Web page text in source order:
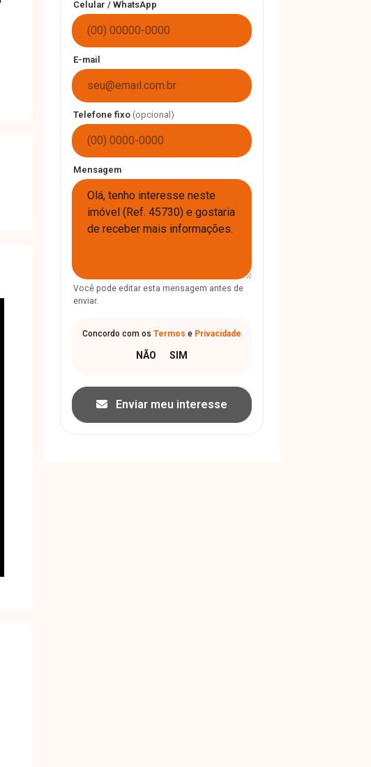
Celular / WhatsApp
E-mail
Telefone fixo (opcional)
Mensagem
Você pode editar esta mensagem antes de
enviar.
Concordo com os Termos e Privacidade
Enviar meu interesse